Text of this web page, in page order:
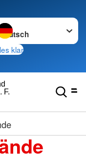
wechseln zu
klar
F.